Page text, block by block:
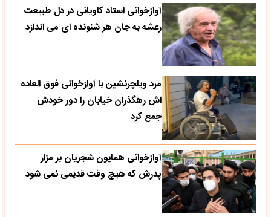
آوازخوانی استاد کاویانی در دل طبیعت
رعشه به جان هر شنونده ای می اندازد
مرد ویلچرنشین با آوازخوانی فوق العاده
اش رهگذران خیابان را دور خودش
جمع کرد
آوازخوانی همایون شجریان بر مزار
پدرش که هیچ وقت قدیمی نمی شود